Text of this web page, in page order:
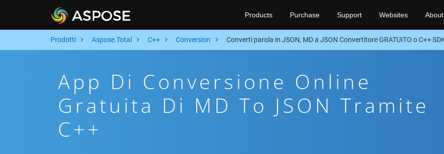
Products Purchase Support Websites About
Prodotti Aspose.Total C++ Conversion Converti parola in JSON, MD a JSON Convertitore GRATUITO o C++
App Di Conversione Online
Gratuita Di MD To JSON Tramite
C++